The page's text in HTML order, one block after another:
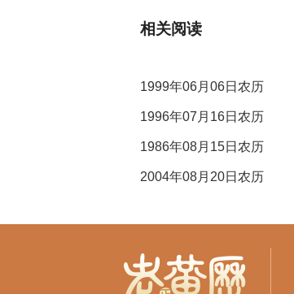
相关阅读
1999年06月06日农历
1996年07月16日农历
1986年08月15日农历
2004年08月20日农历